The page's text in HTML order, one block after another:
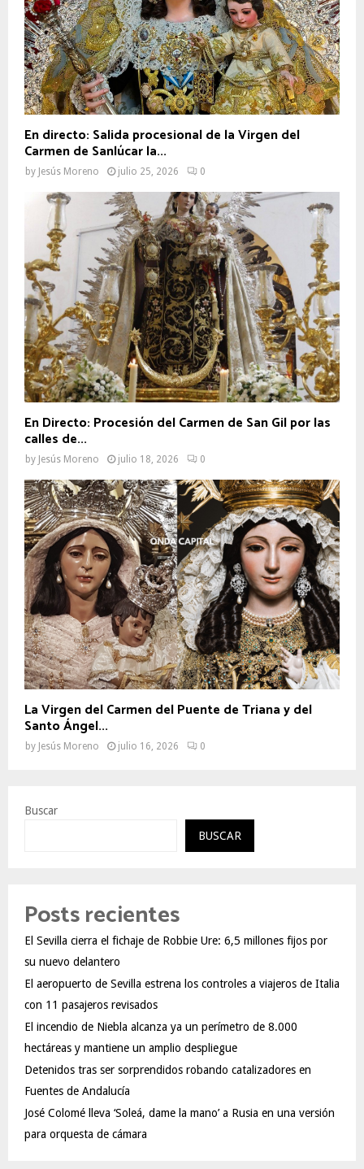
En directo: Salida procesional de la Virgen del
Carmen de Sanlúcar la...
by Jesús Moreno julio 25, 2026 0
En Directo: Procesión del Carmen de San Gil por las
calles de...
by Jesús Moreno julio 18, 2026 0
La Virgen del Carmen del Puente de Triana y del
Santo Ángel...
by Jesús Moreno julio 16, 2026 0
Buscar
BUSCAR
Posts recientes
El Sevilla cierra el fichaje de Robbie Ure: 6,5 millones fijos por
su nuevo delantero
El aeropuerto de Sevilla estrena los controles a viajeros de Italia
con 11 pasajeros revisados
El incendio de Niebla alcanza ya un perímetro de 8.000
hectáreas y mantiene un amplio despliegue
Detenidos tras ser sorprendidos robando catalizadores en
Fuentes de Andalucía
José Colomé lleva ‘Soleá, dame la mano’ a Rusia en una versión
para orquesta de cámara